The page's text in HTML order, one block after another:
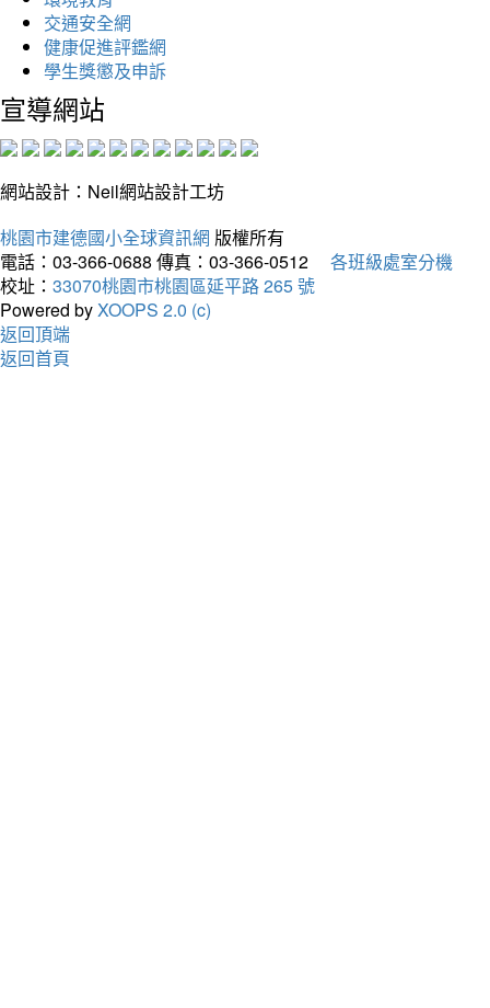
交通安全網
健康促進評鑑網
學生獎懲及申訴
宣導網站
網站設計：Neil網站設計工坊
桃園市建德國小全球資訊網 版權所有
電話：03-366-0688 傳真：03-366-0512
各班級處室分機
校址： 33070桃園市桃園區延平路 265 號
Powered byXOOPS 2.0 (c)
返回頂端
返回首頁